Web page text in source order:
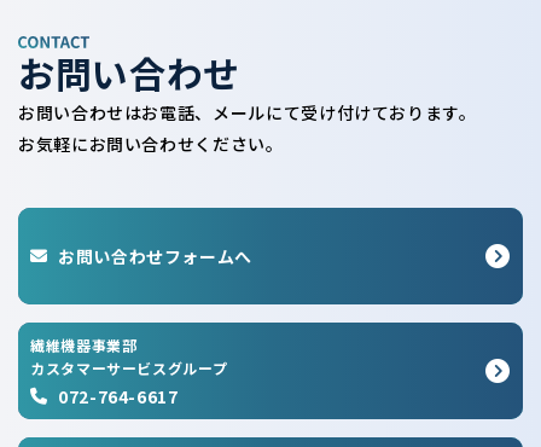
お問い合わせ
お問い合わせはお電話、メールにて受け付けております。
お気軽にお問い合わせください。
お問い合わせフォームへ
繊維機器事業部
カスタマーサービスグループ
072-764-6617